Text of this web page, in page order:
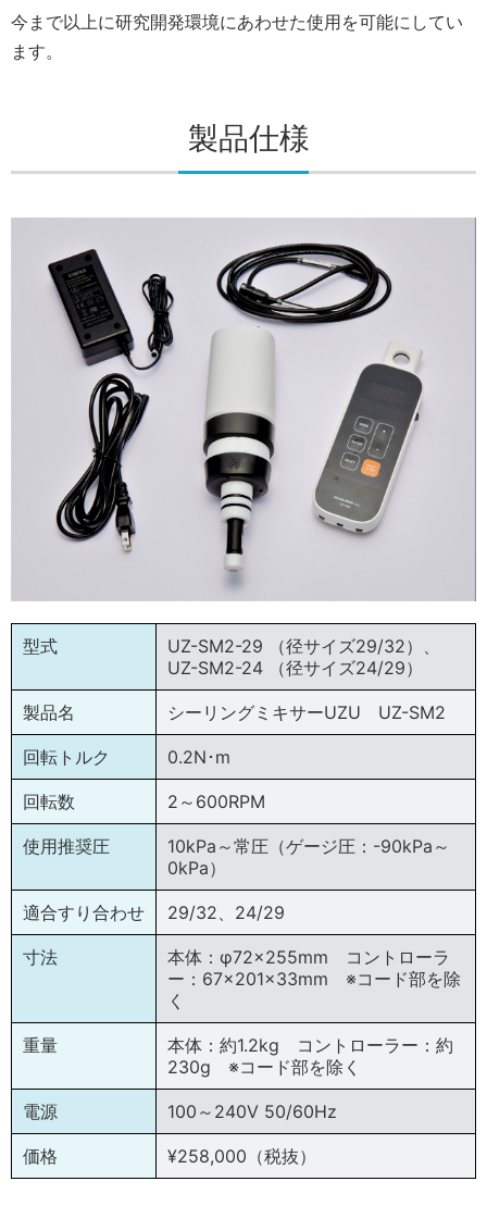
今まで以上に研究開発環境にあわせた使用を可能にしてい
ます。
製品仕様
型式
UZ-SM2-29 （径サイズ29/32）、
UZ-SM2-24 （径サイズ24/29）
製品名 シーリングミキサーUZU UZ-SM2
回転トルク 0.2N･m
回転数 2～600RPM
使用推奨圧
10kPa～常圧（ゲージ圧：-90kPa～
0kPa）
適合すり合わせ 29/32、24/29
寸法
本体：φ72×255mm コントローラ
ー：67×201×33mm ※コード部を除
く
重量
本体：約1.2kg コントローラー：約
230g ※コード部を除く
電源 100～240V 50/60Hz
価格 ¥258,000（税抜）